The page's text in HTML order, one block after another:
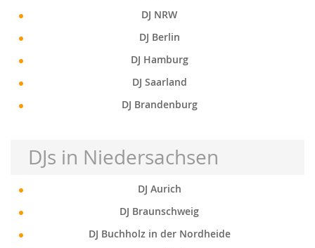
DJ NRW
DJ Berlin
DJ Hamburg
DJ Saarland
DJ Brandenburg
DJs in Niedersachsen
DJ Aurich
DJ Braunschweig
DJ Buchholz in der Nordheide